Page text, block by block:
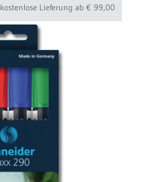
kostenlose Lieferung ab € 99,00